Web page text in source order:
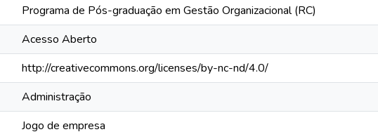
Programa de Pós-graduação em Gestão Organizacional (RC)
Acesso Aberto
http://creativecommons.org/licenses/by-nc-nd/4.0/
Administração
Jogo de empresa